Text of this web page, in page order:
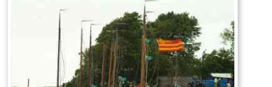
Lees meer